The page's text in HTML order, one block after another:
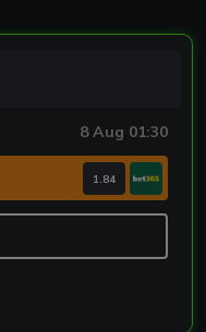
8 Aug 01:30
1.84